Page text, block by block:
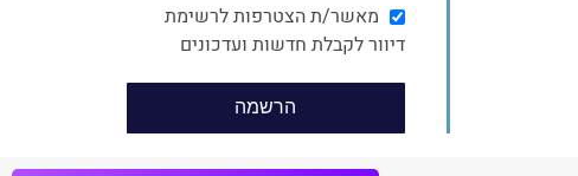
מאשר/ת הצטרפות לרשימת
דיוור לקבלת חדשות ועדכונים